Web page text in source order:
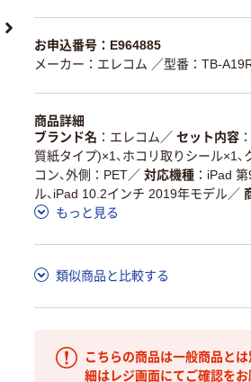
お申込番号：E964885
メーカー：エレコム ／型番：TB-
商品詳細
ブランド名
エレコム ／ セット内容
質紙タイプ)×1、ホコリ取りシール×1、
コン、外側：PET／ 対応機種
iPad 第
ル、iPad 10.2インチ 2019年モデル／
もっと見る
類似商品と比較する
こちらの商品は一般商品と
細はレジ画面にてご確認をお